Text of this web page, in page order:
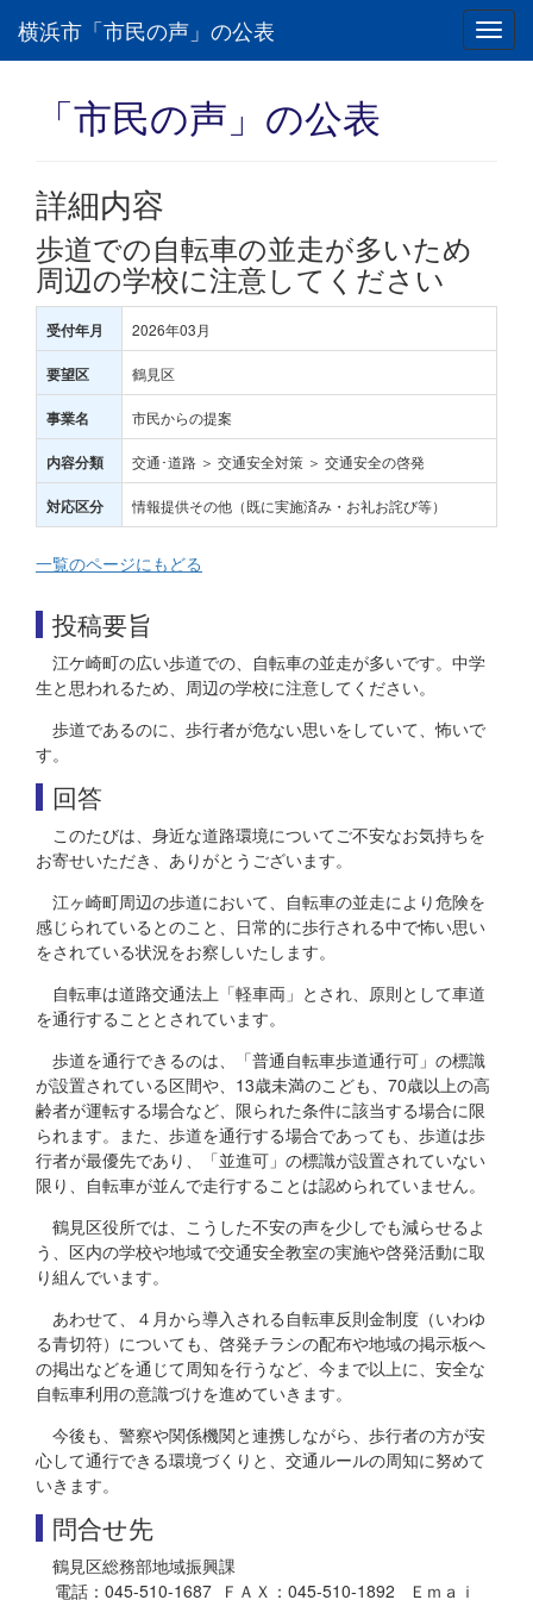
横浜市「市民の声」の公表
「市民の声」の公表
詳細内容
歩道での自転車の並走が多いため
周辺の学校に注意してください
受付年月 2026年03月
要望区 鶴見区
事業名 市民からの提案
内容分類 交通･道路 ＞ 交通安全対策 ＞ 交通安全の啓発
対応区分 情報提供その他（既に実施済み・お礼お詫び等）
一覧のページにもどる
投稿要旨
江ケ崎町の広い歩道での、自転車の並走が多いです。中学
生と思われるため、周辺の学校に注意してください。
歩道であるのに、歩行者が危ない思いをしていて、怖いで
す。
回答
このたびは、身近な道路環境についてご不安なお気持ちを
お寄せいただき、ありがとうございます。
江ヶ崎町周辺の歩道において、自転車の並走により危険を
感じられているとのこと、日常的に歩行される中で怖い思い
をされている状況をお察しいたします。
自転車は道路交通法上「軽車両」とされ、原則として車道
を通行することとされています。
歩道を通行できるのは、「普通自転車歩道通行可」の標識
が設置されている区間や、13歳未満のこども、70歳以上の高
齢者が運転する場合など、限られた条件に該当する場合に限
られます。また、歩道を通行する場合であっても、歩道は歩
行者が最優先であり、「並進可」の標識が設置されていない
限り、自転車が並んで走行することは認められていません。
鶴見区役所では、こうした不安の声を少しでも減らせるよ
う、区内の学校や地域で交通安全教室の実施や啓発活動に取
り組んでいます。
あわせて、４月から導入される自転車反則金制度（いわゆ
る青切符）についても、啓発チラシの配布や地域の掲示板へ
の掲出などを通じて周知を行うなど、今まで以上に、安全な
自転車利用の意識づけを進めていきます。
今後も、警察や関係機関と連携しながら、歩行者の方が安
心して通行できる環境づくりと、交通ルールの周知に努めて
いきます。
問合せ先
鶴見区総務部地域振興課
電話：045-510-1687 ＦＡＸ：045-510-1892 Ｅｍａｉ